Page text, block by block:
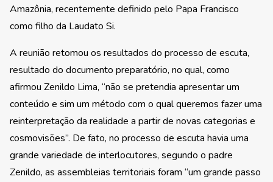
Amazônia, recentemente definido pelo Papa Francisco
como filho da Laudato Si.
A reunião retomou os resultados do processo de escuta,
resultado do documento preparatório, no qual, como
afirmou Zenildo Lima, “não se pretendia apresentar um
conteúdo e sim um método com o qual queremos fazer uma
reinterpretação da realidade a partir de novas categorias e
cosmovisões”. De fato, no processo de escuta havia uma
grande variedade de interlocutores, segundo o padre
Zenildo, as assembleias territoriais foram “um grande passo